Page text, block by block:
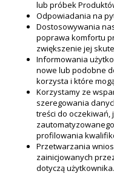
lub próbek
Odpowiadania na
Dostosowywania
poprawa komfortu
zwiększenie jej
Informowania
nowe lub podobne
korzysta i które
Korzystamy ze
szeregowania
treści do
profilowania
Przetwarzania
zainicjowanych
dotyczą użytkownika.